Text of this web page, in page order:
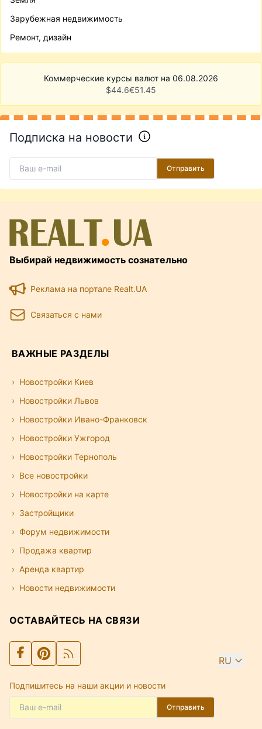
Зарубежная недвижимость
Ремонт, дизайн
Коммерческие курсы валют на 06.08.2026
$44.6€51.45
Подписка на новости
Отправить
Выбирай недвижимость сознательно
Реклама на портале Realt.UA
Связаться с нами
ВАЖНЫЕ РАЗДЕЛЫ
Новостройки Киев
Новостройки Львов
Новостройки Ивано-Франковск
Новостройки Ужгород
Новостройки Тернополь
Все новостройки
Новостройки на карте
Застройщики
Форум недвижимости
Продажа квартир
Аренда квартир
Новости недвижимости
ОСТАВАЙТЕСЬ НА СВЯЗИ
RU
Подпишитесь на наши акции и новости
Отправить